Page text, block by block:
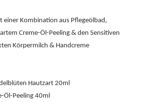
einer Kombination aus Pflegeölbad,
Creme-Öl-Peeling & den Sensitiven
Körpermilch & Handcreme
Hautzart 20ml
Öl-Peeling 40ml